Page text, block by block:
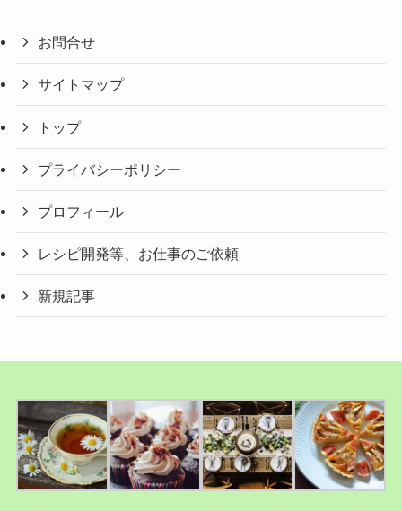
お問合せ
サイトマップ
トップ
プライバシーポリシー
プロフィール
レシピ開発等、お仕事のご依頼
新規記事